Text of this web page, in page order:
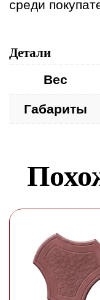
среди
Детали
Вес
Габариты